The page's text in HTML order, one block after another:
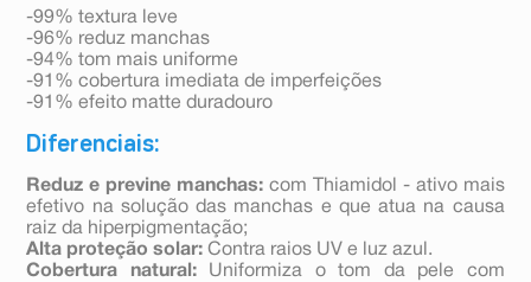
-99% textura leve
-96% reduz manchas
-94% tom mais uniforme
-91% cobertura imediata de imperfeições
-91% efeito matte duradouro
Diferenciais:
Reduz e previne manchas: com Thiamidol - ativo mais
efetivo na solução das manchas e que atua na causa
raiz da hiperpigmentação;
Alta proteção solar: Contra raios UV e luz azul.
Cobertura natural:Uniformiza o tom da pele com